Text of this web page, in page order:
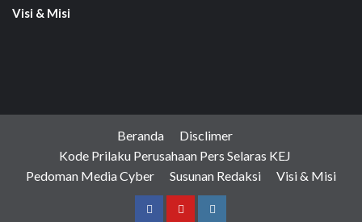
Visi & Misi
Beranda
Disclimer
Kode Prilaku Perusahaan Pers Selaras KEJ
Pedoman Media Cyber
Susunan Redaksi Visi & Misi